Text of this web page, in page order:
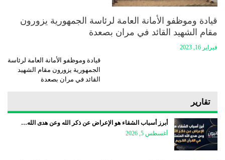
قيادة وموظفو الأمانة العامة لرئاسة الجمهورية يزورون
مقام الشهيد القائد في مران بصعدة
فبراير 16, 2023
قيادة وموظفو الأمانة العامة لرئاسة
الجمهورية يزورون مقام الشهيد
القائد في مران بصعدة
تقارير
أبرز أسباب الشقاء هو الإعراض عن ذكر الله وعن هدى الله…
أغسطس 5, 2026